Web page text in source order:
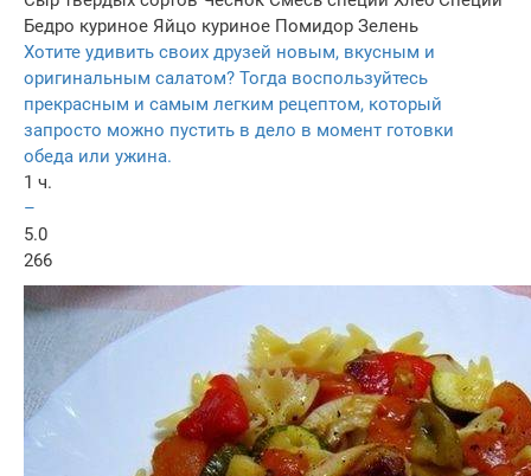
Бедро куриное Яйцо куриное Помидор Зелень
Хотите удивить своих друзей новым, вкусным и
оригинальным салатом? Тогда воспользуйтесь
прекрасным и самым легким рецептом, который
запросто можно пустить в дело в момент готовки
обеда или ужина.
1 ч.
–
5.0
266